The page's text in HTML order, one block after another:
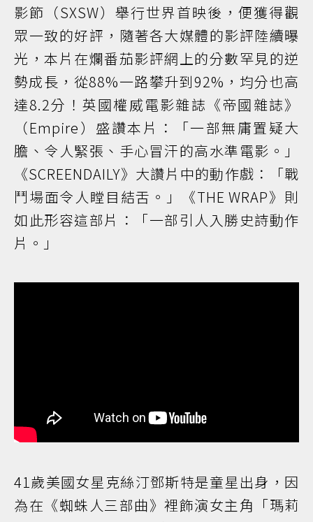
影節（SXSW）舉行世界首映後，便獲得觀
眾一致的好評，隨著各大媒體的影評陸續曝
光，本片在爛番茄影評網上的分數罕見的逆
勢成長，從88%一路攀升到92%，均分也高
達8.2分！英國權威電影雜誌《帝國雜誌》
（Empire）盛讚本片：「一部無庸置疑大
膽、令人緊張、手心冒汗的高水準電影。」
《SCREENDAILY》大讚片中的動作戲：「戰
鬥場面令人瞠目結舌。」《THE WRAP》則
如此形容這部片：「一部引人入勝史詩動作
片。」
41歲美國女星克絲汀鄧斯特是童星出身，因
為在《蜘蛛人三部曲》裡飾演女主角「瑪莉